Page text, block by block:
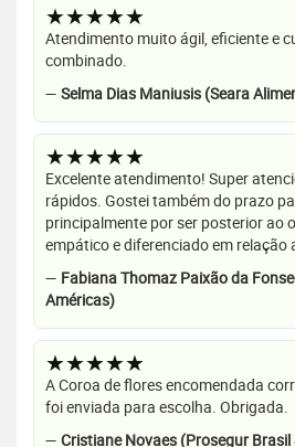
★★★★★
Atendimento muito ágil, eficiente e
combinado.
— Selma Dias Maniusis (Seara
★★★★★
Excelente atendimento! Super
rápidos. Gostei também do prazo
principalmente por ser posterior ao
empático e diferenciado em relação
— Fabiana Thomaz Paixão da
Américas)
★★★★★
A Coroa de flores encomendada
foi enviada para escolha. Obrigada.
— Cristiane Novaes (Prosegur Brasil